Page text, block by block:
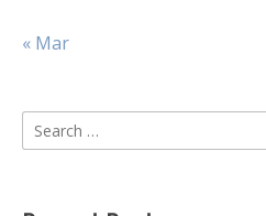
« Mar
Search
for: